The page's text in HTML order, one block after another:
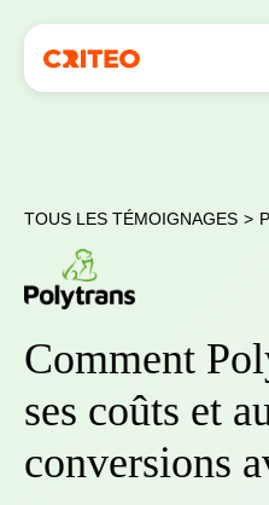
TOUS LES TÉMOIGNAGES >
Comment
ses coûts et
conversions